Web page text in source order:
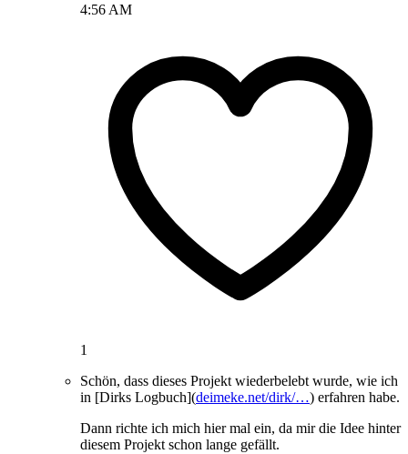
4:56 AM
1
Schön, dass dieses Projekt wiederbelebt wurde, wie ich
in [Dirks Logbuch](deimeke.net/dirk/…) erfahren habe.
Dann richte ich mich hier mal ein, da mir die Idee hinter
diesem Projekt schon lange gefällt.